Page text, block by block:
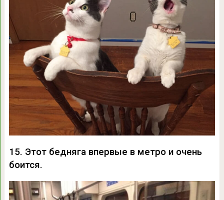
15. Этот бедняга впервые в метро и очень
боится.